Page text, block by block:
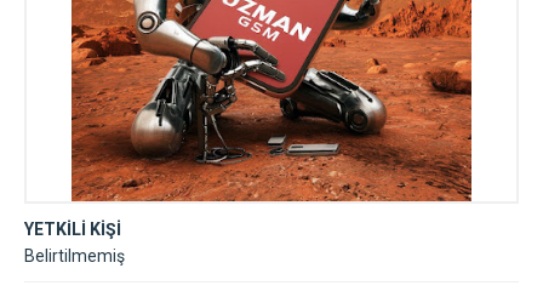
YETKİLİ KİŞİ
Belirtilmemiş